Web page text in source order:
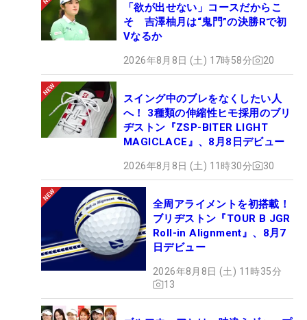
「欲が出せない」コースだからこ
そ 吉澤柚月は“鬼門”の決勝Rで初
Vなるか
2026年8月8日 (土) 17時58分 20
スイング中のブレをなくしたい人
へ！ 3種類の伸縮性ヒモ採用のブリ
ヂストン『ZSP-BITER LIGHT
MAGICLACE』、8月8日デビュー
2026年8月8日 (土) 11時30分 30
全周アライメントを初搭載！
ブリヂストン『TOUR B JGR
Roll-in Alignment』、8月7
日デビュー
2026年8月8日 (土) 11時35分
13